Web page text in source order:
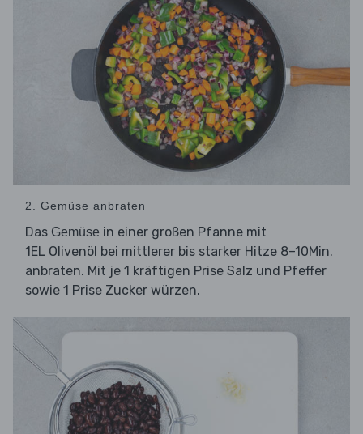
2. Gemüse anbraten
Das Gemüse in einer großen Pfanne mit
1EL Olivenöl bei mittlerer bis starker Hitze 8–10Min.
anbraten. Mit je 1 kräftigen Prise Salz und Pfeffer
sowie 1 Prise Zucker würzen.